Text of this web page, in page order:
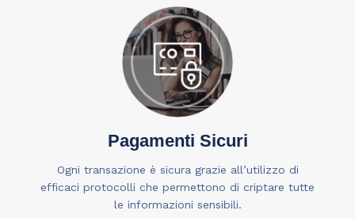
Pagamenti Sicuri
Ogni transazione è sicura grazie all’utilizzo di
efficaci protocolli che permettono di criptare tutte
le informazioni sensibili.